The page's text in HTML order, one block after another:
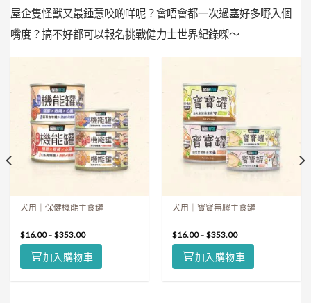
屋企隻怪獸又最鍾意咬啲咩呢？會唔會都一次過塞好多嘢入個
嘴度？搞不好都可以報名挑戰健力士世界紀錄㗎～
犬用｜保健機能主食罐
$16.00–$353.00
加入購物車
犬用｜寶寶無膠主食罐
$16.00–$353.00
加入購物車